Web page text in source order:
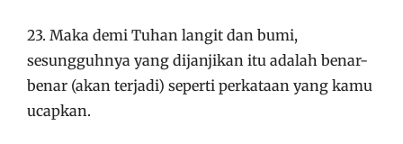
23. Maka demi Tuhan langit dan bumi,
sesungguhnya yang dijanjikan itu adalah benar-
benar (akan terjadi) seperti perkataan yang kamu
ucapkan.